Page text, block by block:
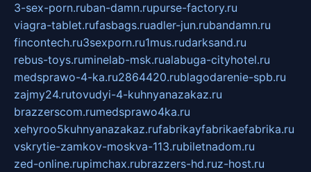
3-sex-porn.ruban-damn.rupurse-factory.ru
viagra-tablet.rufasbags.ruadler-jun.rubandamn.ru
fincontech.ru3sexporn.ru1mus.rudarksand.ru
rebus-toys.ruminelab-msk.rualabuga-cityhotel.ru
medsprawo-4-ka.ru2864420.rublagodarenie-spb.ru
zajmy24.rutovudyi-4-kuhnyanazakaz.ru
brazzerscom.rumedsprawo4ka.ru
xehyroo5kuhnyanazakaz.rufabrikayfabrikaefabrika.ru
vskrytie-zamkov-moskva-113.rubiletnadom.ru
zed-online.rupimchax.rubrazzers-hd.ruz-host.ru